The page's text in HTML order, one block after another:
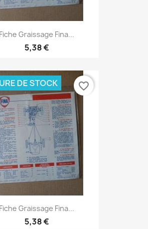
Fiche Graissage Fina...
5,38 €
Fiche Graissage Fina...
5,38 €
DE STOCK favorite_border